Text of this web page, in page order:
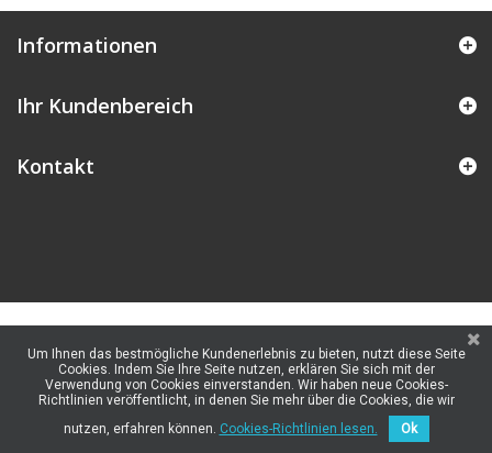
Informationen
Ihr Kundenbereich
Kontakt
Um Ihnen das bestmögliche Kundenerlebnis zu bieten, nutzt diese Seite
Cookies. Indem Sie Ihre Seite nutzen, erklären Sie sich mit der
Verwendung von Cookies einverstanden. Wir haben neue Cookies-
Richtlinien veröffentlicht, in denen Sie mehr über die Cookies, die wir
nutzen, erfahren können. Cookies-Richtlinien lesen. Ok